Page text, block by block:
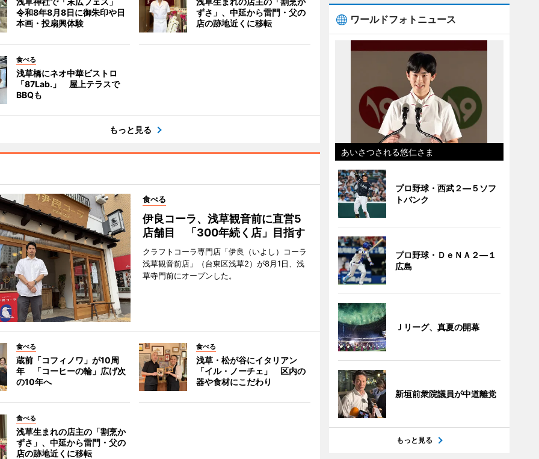
令和8年8月8日に御朱印や日
本画・投扇興体験
ずさ」、中延から雷門・父の
店の跡地近くに移転
食べる
浅草橋にネオ中華ビストロ
「87Lab.」 屋上テラスで
BBQも
もっと見る
食べる
伊良コーラ、浅草観音前に直営5
店舗目 「300年続く店」目指す
クラフトコーラ専門店「伊良（いよし）コーラ
浅草観音前店」（台東区浅草2）が8月1日、浅
草寺門前にオープンした。
食べる
蔵前「コフィノワ」が10周
年 「コーヒーの輪」広げ次
の10年へ
食べる
浅草・松が谷にイタリアン
「イル・ノーチェ」 区内の
器や食材にこだわり
食べる
浅草生まれの店主の「割烹か
ずさ」、中延から雷門・父の
店の跡地近くに移転
ワールドフォトニュース
あいさつされる悠仁さま
プロ野球・西武２―５ソフ
トバンク
プロ野球・ＤｅＮＡ２―１
広島
Ｊリーグ、真夏の開幕
新垣前衆院議員が中道離党
もっと見る